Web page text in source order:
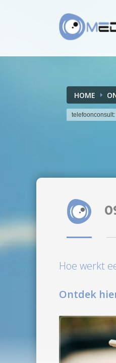
HOME
Hoe werkt
Ontdek